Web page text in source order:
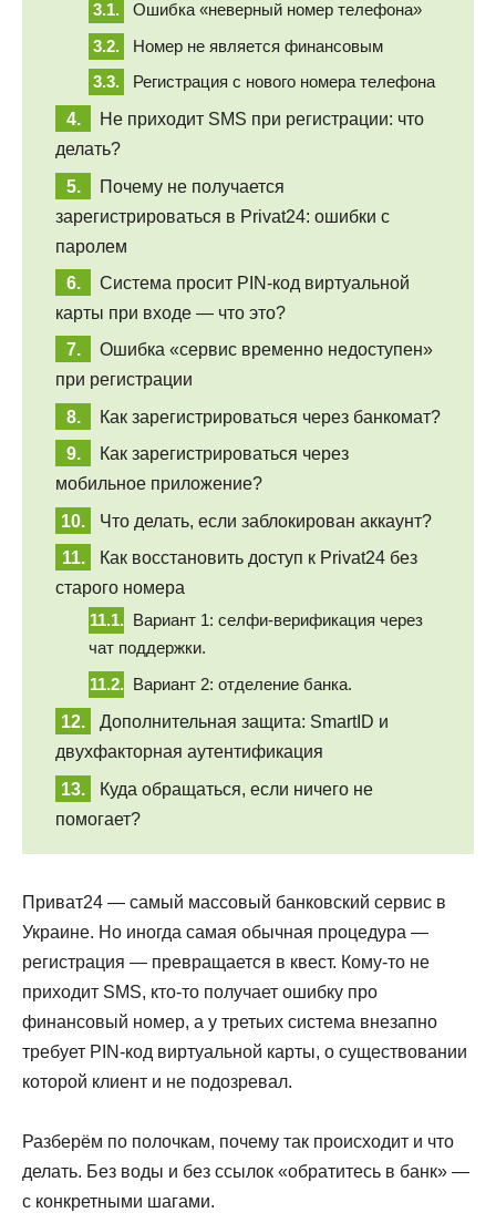
Ошибка «неверный номер телефона»
Номер не является финансовым
Регистрация с нового номера телефона
Не приходит SMS при регистрации: что
делать?
Почему не получается
зарегистрироваться в Privat24: ошибки с
паролем
Система просит PIN-код виртуальной
карты при входе — что это?
Ошибка «сервис временно недоступен»
при регистрации
Как зарегистрироваться через банкомат?
Как зарегистрироваться через
мобильное приложение?
Что делать, если заблокирован аккаунт?
Как восстановить доступ к Privat24 без
старого номера
Вариант 1: селфи-верификация через
чат поддержки.
Вариант 2: отделение банка.
Дополнительная защита: SmartID и
двухфакторная аутентификация
Куда обращаться, если ничего не
помогает?
Приват24 — самый массовый банковский сервис в
Украине. Но иногда самая обычная процедура —
регистрация — превращается в квест. Кому-то не
приходит SMS, кто-то получает ошибку про
финансовый номер, а у третьих система внезапно
требует PIN-код виртуальной карты, о существовании
которой клиент и не подозревал.
Разберём по полочкам, почему так происходит и что
делать. Без воды и без ссылок «обратитесь в банк» —
с конкретными шагами.